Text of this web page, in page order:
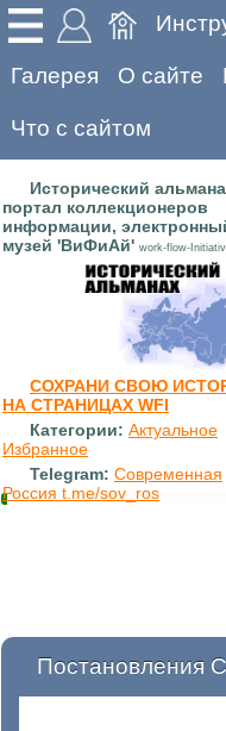
Галерея О сайте
Что с сайтом
Исторический
портал коллекционеров
информации,
музей 'ВиФиАй' work-flow-
СОХРАНИ СВОЮ
НА СТРАНИЦАХ WFI
Категории: Актуальное
Избранное
Telegram: Современная
Россия t.me/sov_ros
Постановления